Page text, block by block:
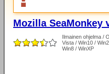
Mozilla SeaMonkey
Ilmainen ohjelma /
Vista / Win10 /
Win8 / WinXP